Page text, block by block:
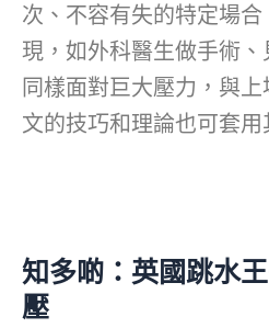
次、不容有失的特定場
現，如外科醫生做手術、
同樣面對巨大壓力，與
文的技巧和理論也可套用
知多啲：英國跳水
壓